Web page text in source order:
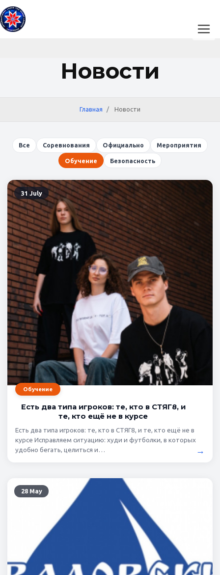
Новости
Главная Новости
Все Соревнования Официально Мероприятия
Обучение Безопасность
31 July
Обучение
Есть два типа игроков: те, кто в СТЯГ8, и
те, кто ещё не в курсе
Есть два типа игроков: те, кто в СТЯГ8, и те, кто ещё не в
курсе Исправляем ситуацию: худи и футболки, в которых
удобно бегать, целиться и…
→
28 May